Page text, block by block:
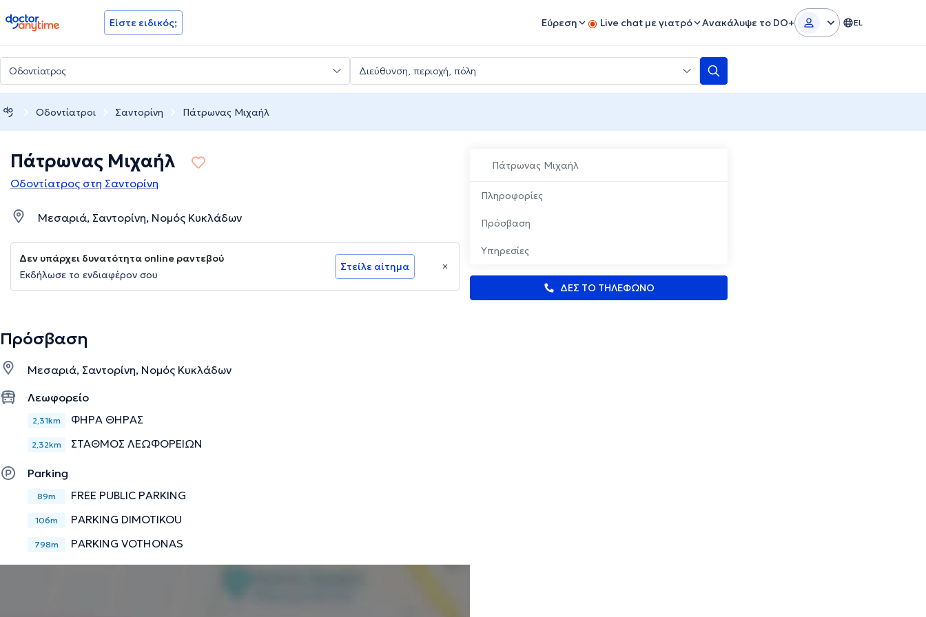
doctoranytime Είστε ειδικός; Εύρεση Live chat με γιατρό Ανακάλυψε το DO+ EL
Οδοντίατροι Σαντορίνη Πάτρωνας Μιχαήλ
Πάτρωνας Μιχαήλ
Πληροφορίες
Πρόσβαση
Υπηρεσίες
ΔΕΣ ΤΟ ΤΗΛΕΦΩΝΟ
Πάτρωνας Μιχαήλ
Οδοντίατρος στη Σαντορίνη
Μεσαριά, Σαντορίνη, Νομός Κυκλάδων
Δεν υπάρχει δυνατότητα online ραντεβού
Εκδήλωσε το ενδιαφέρον σου
Στείλε αίτημα
Πρόσβαση
Μεσαριά, Σαντορίνη, Νομός Κυκλάδων
Λεωφορείο
2,31km ΦΗΡΑ ΘΗΡΑΣ
2,32km ΣΤΑΘΜΟΣ ΛΕΩΦΟΡΕΙΩΝ
Parking
89m FREE PUBLIC PARKING
106m PARKING DIMOTIKOU
798m PARKING VOTHONAS